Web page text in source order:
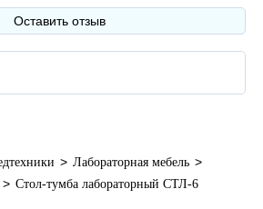
Оставить отзыв
> Лабораторная мебель >
> Стол-тумба лабораторный СТЛ-6